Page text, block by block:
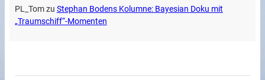
PL_Tomzu Stephan Bodens Kolumne: Bayesian Doku mit
„Traumschiff“-Momenten